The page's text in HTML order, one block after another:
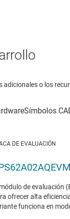
adicionales o los
DE EVALUACIÓN
de evaluación
ofrecer alta
funciona en